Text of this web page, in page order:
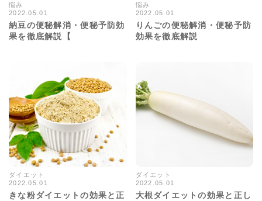
悩み
2022.05.01
納豆の便秘解消・便秘予防効
果を徹底解説【
悩み
2022.05.01
りんごの便秘解消・便秘予防
効果を徹底解説
ダイエット
2022.05.01
きな粉ダイエットの効果と正
ダイエット
2022.05.01
大根ダイエットの効果と正し